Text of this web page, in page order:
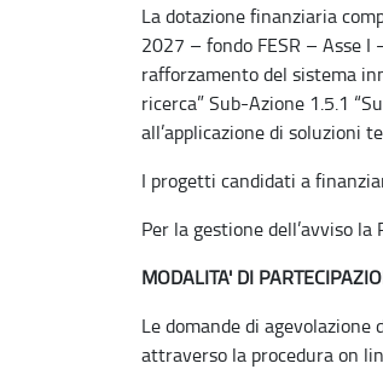
La dotazione finanziaria
2027 – fondo FESR – Asse
rafforzamento del sistema
ricerca” Sub-Azione 1.5.1
all’applicazione di soluzioni
I progetti candidati a
Per la gestione dell’avviso
MODALITA' DI
Le domande di
attraverso la procedura on